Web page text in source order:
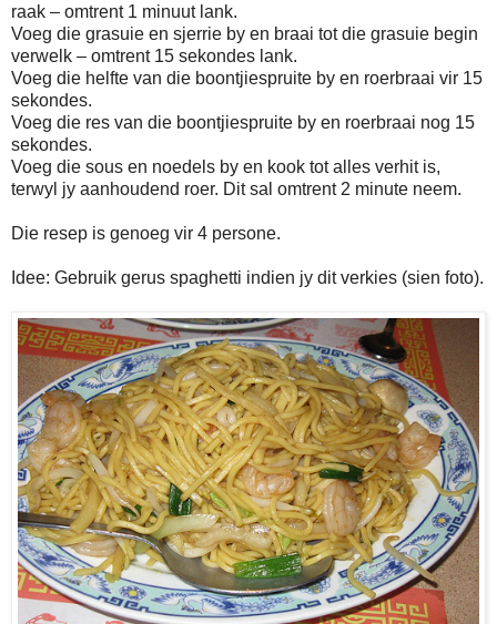
raak – omtrent 1 minuut lank.
Voeg die grasuie en sjerrie by en braai tot die grasuie begin
verwelk – omtrent 15 sekondes lank.
Voeg die helfte van die boontjiespruite by en roerbraai vir 15
sekondes.
Voeg die res van die boontjiespruite by en roerbraai nog 15
sekondes.
Voeg die sous en noedels by en kook tot alles verhit is,
terwyl jy aanhoudend roer. Dit sal omtrent 2 minute neem.
Die resep is genoeg vir 4 persone.
Idee: Gebruik gerus spaghetti indien jy dit verkies (sien foto).